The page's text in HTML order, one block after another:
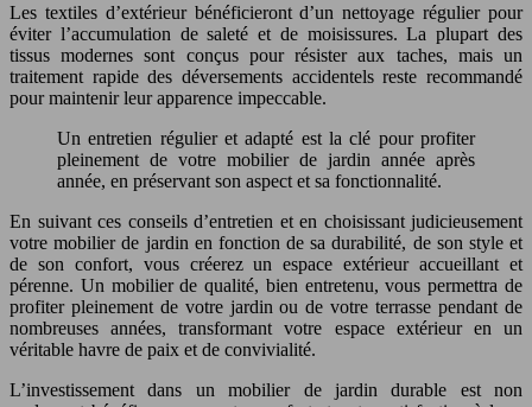
Les textiles d’extérieur bénéficieront d’un nettoyage régulier pour
éviter l’accumulation de saleté et de moisissures. La plupart des
tissus modernes sont conçus pour résister aux taches, mais un
traitement rapide des déversements accidentels reste recommandé
pour maintenir leur apparence impeccable.
Un entretien régulier et adapté est la clé pour profiter
pleinement de votre mobilier de jardin année après
année, en préservant son aspect et sa fonctionnalité.
En suivant ces conseils d’entretien et en choisissant judicieusement
votre mobilier de jardin en fonction de sa durabilité, de son style et
de son confort, vous créerez un espace extérieur accueillant et
pérenne. Un mobilier de qualité, bien entretenu, vous permettra de
profiter pleinement de votre jardin ou de votre terrasse pendant de
nombreuses années, transformant votre espace extérieur en un
véritable havre de paix et de convivialité.
L’investissement dans un mobilier de jardin durable est non